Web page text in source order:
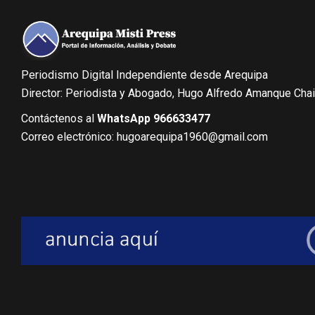
Periodismo Digital Independiente desde Arequipa
Director: Periodista y Abogado, Hugo Alfredo Amanque
Contáctenos al WhatsApp 966633477
Correo electrónico: hugoarequipa1960@gmail.com